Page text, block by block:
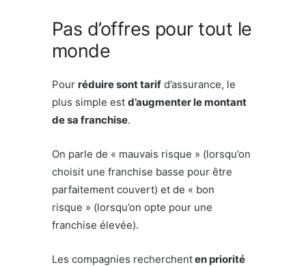
Pas d’offres pour tout le
monde
Pour réduire sont tarif d’assurance, le
plus simple est d’augmenter le montant
de sa franchise.
On parle de « mauvais risque » (lorsqu’on
choisit une franchise basse pour être
parfaitement couvert) et de « bon
risque » (lorsqu’on opte pour une
franchise élevée).
Les compagnies recherchenten priorité